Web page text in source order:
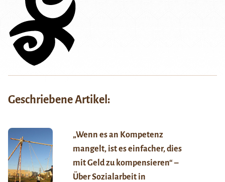
Geschriebene Artikel:
„Wenn es an Kompetenz
mangelt, ist es einfacher, dies
mit Geld zu kompensieren“ –
Über Sozialarbeit in